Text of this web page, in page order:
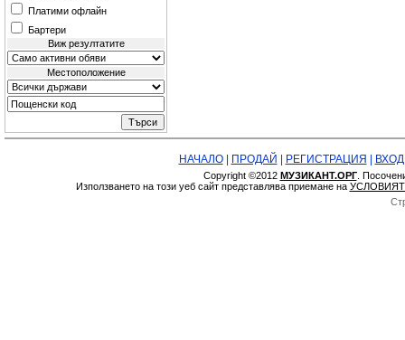
Платими офлайн
Бартери
Виж резултатите
Местоположение
НАЧАЛО| ПРОДАЙ РЕГИСТРАЦИЯ ВХОД
Copyright ©2012 МУЗИКАНТ.ОРГ.
Използването на този уеб сайт представлява приемане на